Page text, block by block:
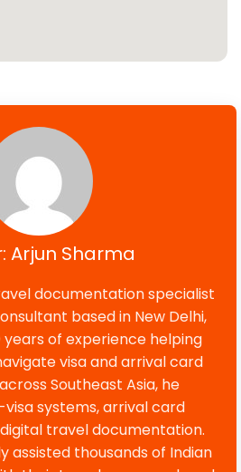
Arjun Sharma
documentation specialist
based in New Delhi,
years of experience helping
visa and arrival card
Southeast Asia, he
visa systems, arrival card
travel documentation.
assisted thousands of Indian